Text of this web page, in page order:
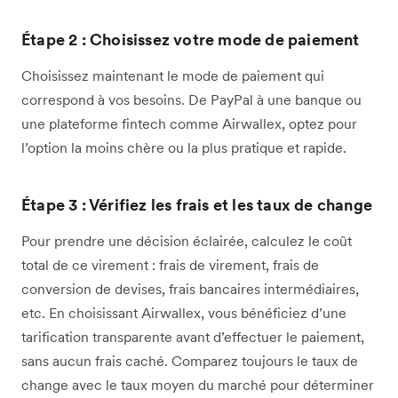
Étape 2 : Choisissez votre mode de paiement
Choisissez maintenant le mode de paiement qui
correspond à vos besoins. De PayPal à une banque ou
une plateforme fintech comme Airwallex, optez pour
l’option la moins chère ou la plus pratique et rapide.
Étape 3 : Vérifiez les frais et les taux de change
Pour prendre une décision éclairée, calculez le coût
total de ce virement : frais de virement, frais de
conversion de devises, frais bancaires intermédiaires,
etc. En choisissant Airwallex, vous bénéficiez d’une
tarification transparente avant d’effectuer le paiement,
sans aucun frais caché. Comparez toujours le taux de
change avec le taux moyen du marché pour déterminer